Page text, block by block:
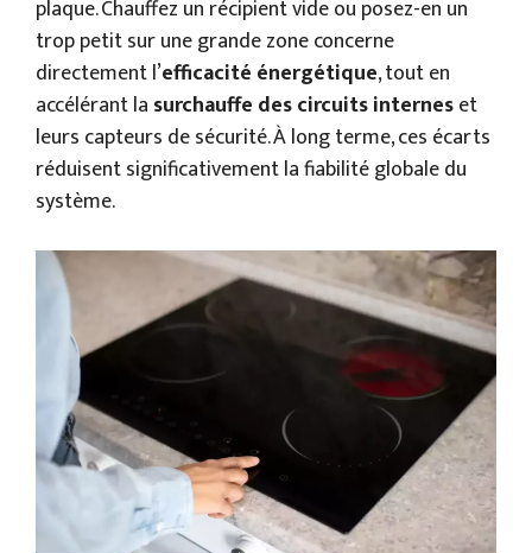
plaque. Chauffez un récipient vide ou posez-en un
trop petit sur une grande zone concerne
directement l’efficacité énergétique, tout en
accélérant la surchauffe des circuits interneset
leurs capteurs de sécurité. À long terme, ces écarts
réduisent significativement la fiabilité globale du
système.